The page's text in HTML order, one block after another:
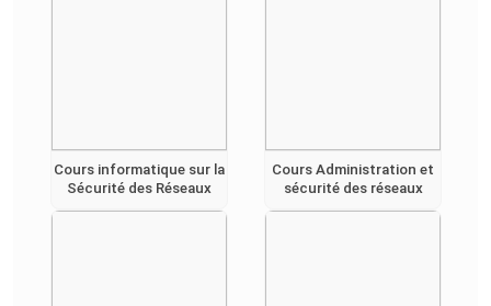
Cours informatique sur la
Sécurité des Réseaux
Cours Administration et
sécurité des réseaux